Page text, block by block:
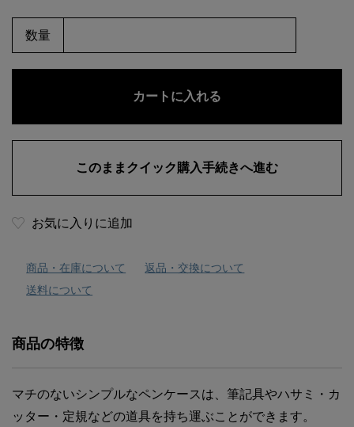
数量
お気に入りに追加
商品・在庫について
返品・交換について
送料について
商品の特徴
マチのないシンプルなペンケースは、筆記具やハサミ・カ
ッター・定規などの道具を持ち運ぶことができます。